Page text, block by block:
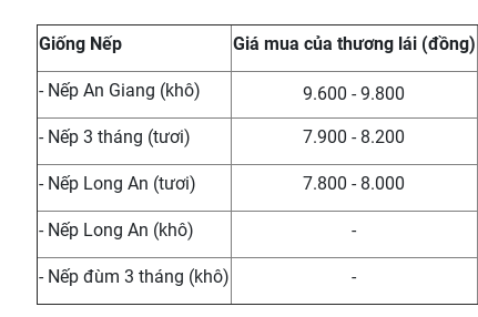
Giống Nếp Giá mua của thương lái (đồng)
- Nếp An Giang (khô) 9.600 - 9.800
- Nếp 3 tháng (tươi) 7.900 - 8.200
- Nếp Long An (tươi) 7.800 - 8.000
- Nếp Long An (khô) -
- Nếp đùm 3 tháng (khô) -